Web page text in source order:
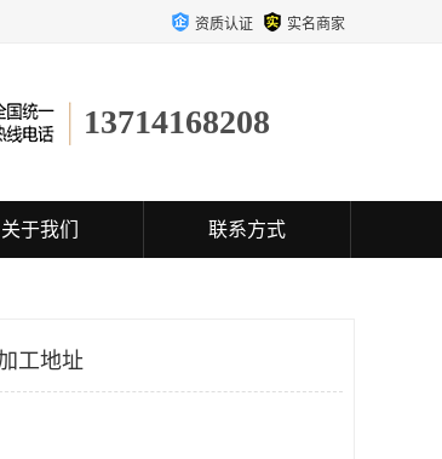
资质认证 实名商家
13714168208
关于我们 联系方式
工地址